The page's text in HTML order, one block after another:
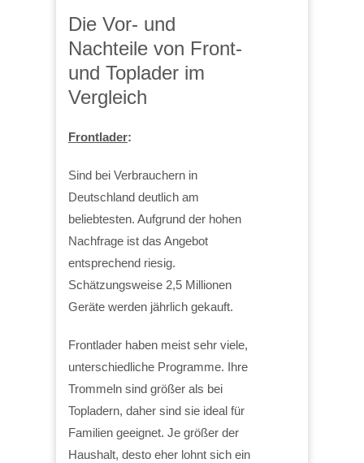
Die Vor- und
Nachteile von Front-
und Toplader im
Vergleich
Frontlader:
Sind bei Verbrauchern in
Deutschland deutlich am
beliebtesten. Aufgrund der hohen
Nachfrage ist das Angebot
entsprechend riesig.
Schätzungsweise 2,5 Millionen
Geräte werden jährlich gekauft.
Frontlader haben meist sehr viele,
unterschiedliche Programme. Ihre
Trommeln sind größer als bei
Topladern, daher sind sie ideal für
Familien geeignet. Je größer der
Haushalt, desto eher lohnt sich ein